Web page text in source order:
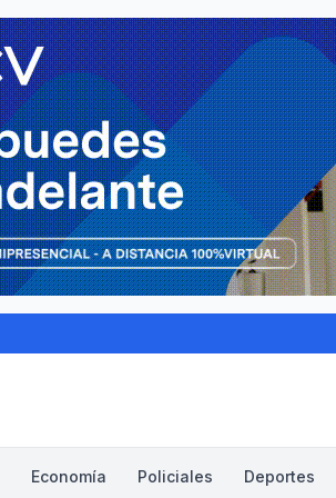
Economía Policiales Deportes